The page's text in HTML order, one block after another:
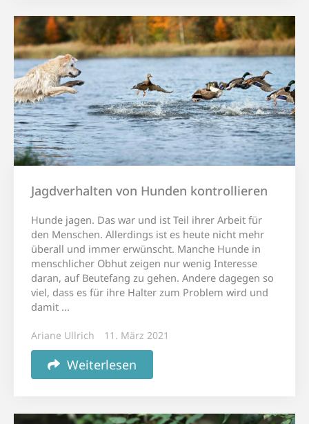
Jagdverhalten von Hunden kontrollieren
Hunde jagen. Das war und ist Teil ihrer Arbeit für
den Menschen. Allerdings ist es heute nicht mehr
überall und immer erwünscht. Manche Hunde in
menschlicher Obhut zeigen nur wenig Interesse
daran, auf Beutefang zu gehen. Andere dagegen so
viel, dass es für ihre Halter zum Problem wird und
damit ...
Ariane Ullrich 11. März 2021
Weiterlesen